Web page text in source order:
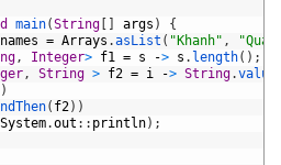
main(String [ ] args )
{
names = Arrays .asList ( "Khanh" ,
, Integer> f1 = s -> s . length( ) ;
, String > f2 = i -> String.
)
( f2) )
System.out : : println) ;